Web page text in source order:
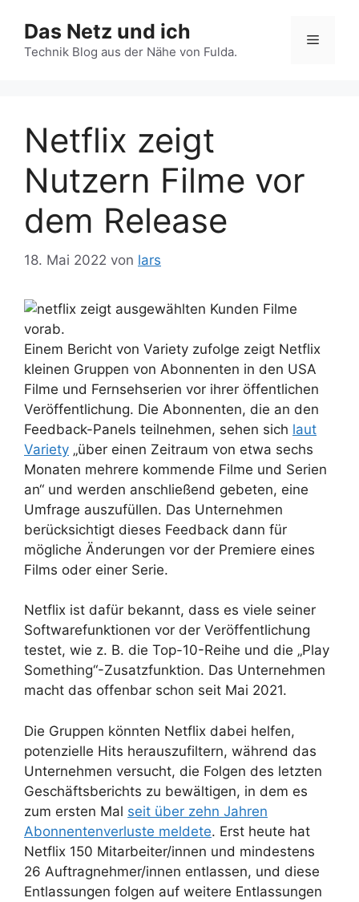
Inhalt
springen
Das Netz und ich
Technik Blog aus der Nähe von Fulda.
Menü
Netflix zeigt
Nutzern Filme vor
dem Release
18. Mai 2022 von lars
Einem Bericht von Variety zufolge zeigt Netflix
kleinen Gruppen von Abonnenten in den USA
Filme und Fernsehserien vor ihrer öffentlichen
Veröffentlichung. Die Abonnenten, die an den
Feedback-Panels teilnehmen, sehen sich laut
Variety „über einen Zeitraum von etwa sechs
Monaten mehrere kommende Filme und Serien
an“ und werden anschließend gebeten, eine
Umfrage auszufüllen. Das Unternehmen
berücksichtigt dieses Feedback dann für
mögliche Änderungen vor der Premiere eines
Films oder einer Serie.
Netflix ist dafür bekannt, dass es viele seiner
Softwarefunktionen vor der Veröffentlichung
testet, wie z. B. die Top-10-Reihe und die „Play
Something“-Zusatzfunktion. Das Unternehmen
macht das offenbar schon seit Mai 2021.
Die Gruppen könnten Netflix dabei helfen,
potenzielle Hits herauszufiltern, während das
Unternehmen versucht, die Folgen des letzten
Geschäftsberichts zu bewältigen, in dem es
zum ersten Mal seit über zehn Jahren
Abonnentenverluste meldete. Erst heute hat
Netflix 150 Mitarbeiter/innen und mindestens
26 Auftragnehmer/innen entlassen, und diese
Entlassungen folgen auf weitere Entlassungen